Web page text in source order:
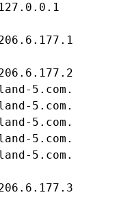
5.com.
5.com.
5.com.
5.com.
5.com.